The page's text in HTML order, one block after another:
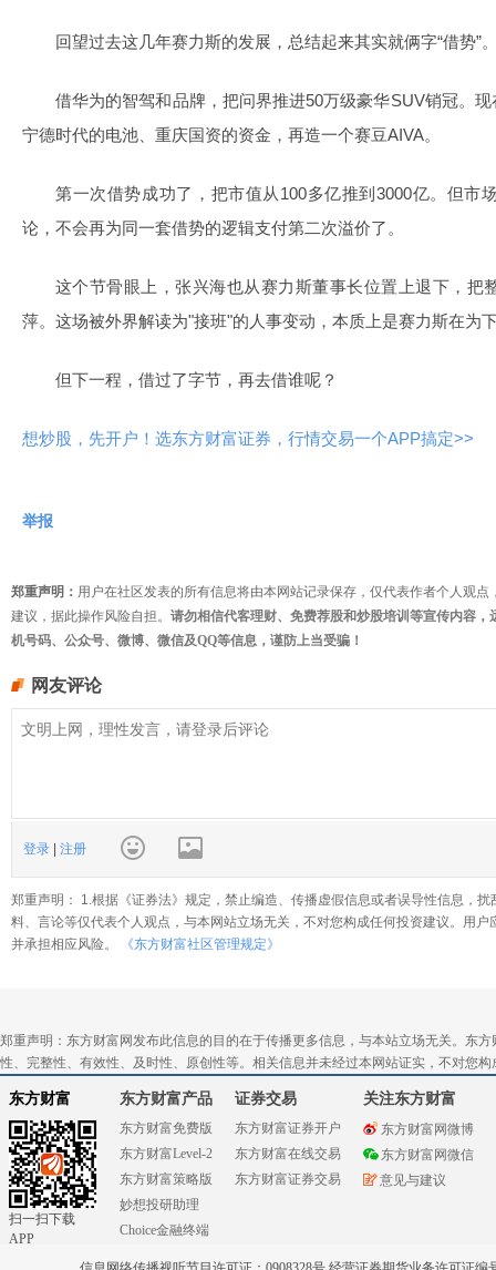
回望过去这几年赛力斯的发展，总结起来其实就俩字“借势”
借华为的智驾和品牌，把问界推进50万级豪华SUV销冠。
宁德时代的电池、重庆国资的资金，再造一个赛豆AIVA。
第一次借势成功了，把市值从100多亿推到3000亿。但市
论，不会再为同一套借势的逻辑支付第二次溢价了。
这个节骨眼上，张兴海也从赛力斯董事长位置上退下，把
萍。这场被外界解读为"接班"的人事变动，本质上是赛力斯在为
但下一程，借过了字节，再去借谁呢？
想炒股，先开户！选东方财富证券，行情交易一个APP搞定>>
举报
郑重声明： 用户在社区发表的所有信息将由本网站记录保存，仅代表作者个人观
建议，据此操作风险自担。 请勿相信代客理财、免费荐股和炒股培训等宣传内容
机号码、公众号、微博、微信及QQ等信息，谨防上当受骗！
网友评论
登录 | 注册
郑重声明： 1.根据《证券法》规定，禁止编造、传播虚假信息或者误导性信息，
料、言论等仅代表个人观点，与本网站立场无关，不对您构成任何投资建议。用
并承担相应风险。
《东方财富社区管理规定》
郑重声明：东方财富网发布此信息的目的在于传播更多信息，与本站立场无关。东
性、完整性、有效性、及时性、原创性等。相关信息并未经过本网站证实，不对您
东方财富
扫一扫下载
APP
东方财富产品
东方财富免费版
东方财富Level-2
东方财富策略版
妙想投研助理
Choice金融终端
证券交易
东方财富证券开户
东方财富在线交易
东方财富证券交易
关注东方财富
东方财富网微博
东方财富网微信
意见与建议